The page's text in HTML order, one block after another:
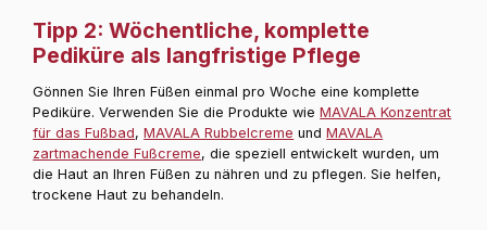
Tipp 2: Wöchentliche, komplette
Pediküre als langfristige Pflege
Gönnen Sie Ihren Füßen einmal pro Woche eine komplette
Pediküre. Verwenden Sie die Produkte wieMAVALA Konzentrat
für das Fußbad,MAVALA Rubbelcreme undMAVALA
zartmachende Fußcreme, die speziell entwickelt wurden, um
die Haut an Ihren Füßen zu nähren und zu pflegen. Sie helfen,
trockene Haut zu behandeln.